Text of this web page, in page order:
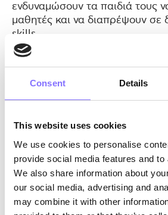
Consent Details
This website uses cookies
We use cookies to personalise
provide social media features and
We also share information about
our social media, advertising and
may combine it with other
ενδυναμώσουν τα παιδιά τους
μαθητές και να διαπρέψουν σε
skills.
Ποια είναι τα πλεονεκτήματα
Τα οφέλη της μεταγνώσης είναι
περισσότερο τη μάθησή τους,
σχετικά με τις στρατηγικές και
χρησιμοποιούν για να
έρευνα έχει δείξει ότι η
αντίκτυπο στα μαθησιακά
καθιστώντας την